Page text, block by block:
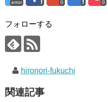
o
o
k
error 0 0
フォローする
hironori-fukuchi
関連記事